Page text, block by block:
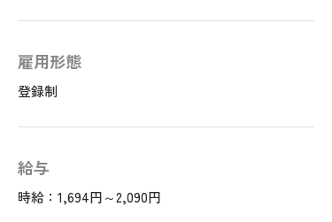
雇用形態
登録制
給与
時給：1,694円～2,090円